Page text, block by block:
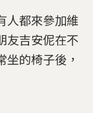
人都來參加維
友吉安伲在不
的椅子後，